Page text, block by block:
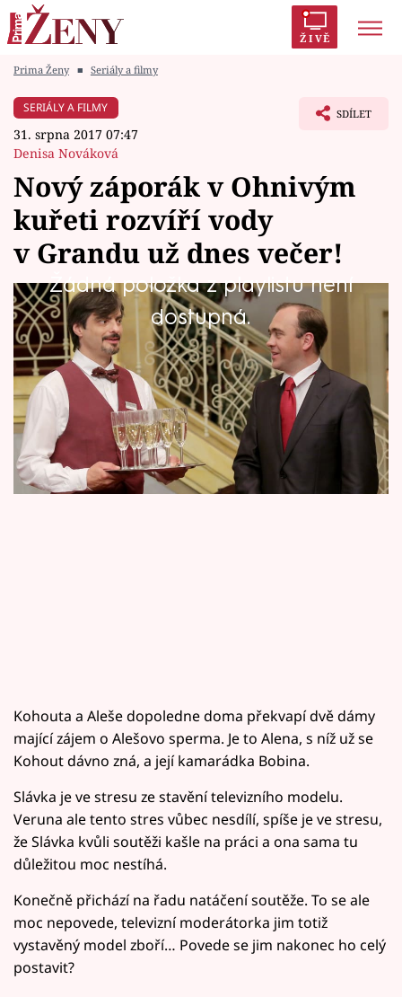
ŽIVĚ
Módní alarm
Témata
Celebrity
Vztahy
Seriály
Horoskopy
Sledujte prima+
Filmový festival Karlovy Vary
Prima Ženy ■ Seriály a filmy
SERIÁLY A FILMY
31. srpna 2017 07:47
Denisa Nováková
SDÍLET
Nový záporák v Ohnivým
kuřeti rozvíří vody
v Grandu už dnes večer!
Žádná položka z playlistu není
dostupná.
Kdepak, kamarádíček Jiřího, to je pořádný
kalibr. Johaně je jasné, že Grandu to ku
prospěchu nebude, ale nenadělá nic. Její malý
bráška jí totiž definitivně přerostl přes hlavu...
Kohouta a Aleše dopoledne doma překvapí dvě dámy
mající zájem o Alešovo sperma. Je to Alena, s níž už se
Kohout dávno zná, a její kamarádka Bobina.
Slávka je ve stresu ze stavění televizního modelu.
Veruna ale tento stres vůbec nesdílí, spíše je ve stresu,
že Slávka kvůli soutěži kašle na práci a ona sama tu
důležitou moc nestíhá.
Konečně přichází na řadu natáčení soutěže. To se ale
moc nepovede, televizní moderátorka jim totiž
vystavěný model zboří… Povede se jim nakonec ho celý
postavit?